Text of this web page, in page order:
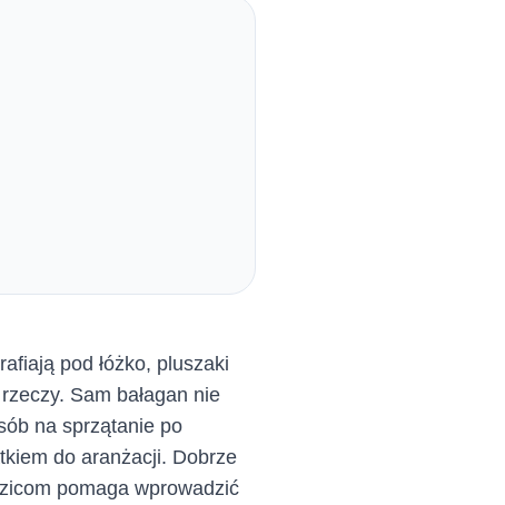
pod łóżko, pluszaki
Sam bałagan nie
na sprzątanie po
do aranżacji. Dobrze
pomaga wprowadzić